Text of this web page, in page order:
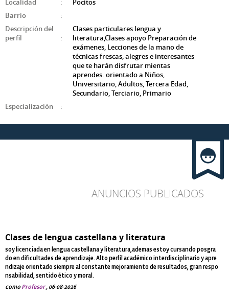
Localidad
:
Pocitos
Barrio
:
Descripción del
perfil
:
Clases particulares lengua y
literatura,Clases apoyo Preparación de
exámenes, Lecciones de la mano de
técnicas frescas, alegres e interesantes
que te harán disfrutar mientas
aprendes. orientado a Niños,
Universitario, Adultos, Tercera Edad,
Secundario, Terciario, Primario
Especialización
:
ANUNCIOS PUBLICADOS
Clases de lengua castellana y literatura
soy licenciada en lengua castellana y literatura,ademas estoy cursando posgra
do en dificultades de aprendizaje. Alto perfil académico interdisciplinario y apre
ndizaje orientado siempre al constante mejoramiento de resultados, gran respo
nsabilidad, sentido ético y moral.
comoProfesor, 06-08-2026